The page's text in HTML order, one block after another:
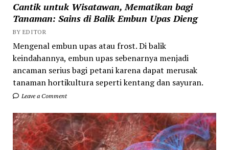
Cantik untuk Wisatawan, Mematikan bagi
Tanaman: Sains di Balik Embun Upas Dieng
BY EDITOR
Mengenal embun upas atau frost. Di balik
keindahannya, embun upas sebenarnya menjadi
ancaman serius bagi petani karena dapat merusak
tanaman hortikultura seperti kentang dan sayuran.
Leave a Comment